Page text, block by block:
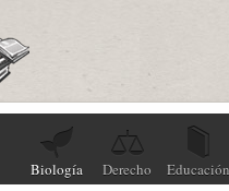
Biología Derecho Educación